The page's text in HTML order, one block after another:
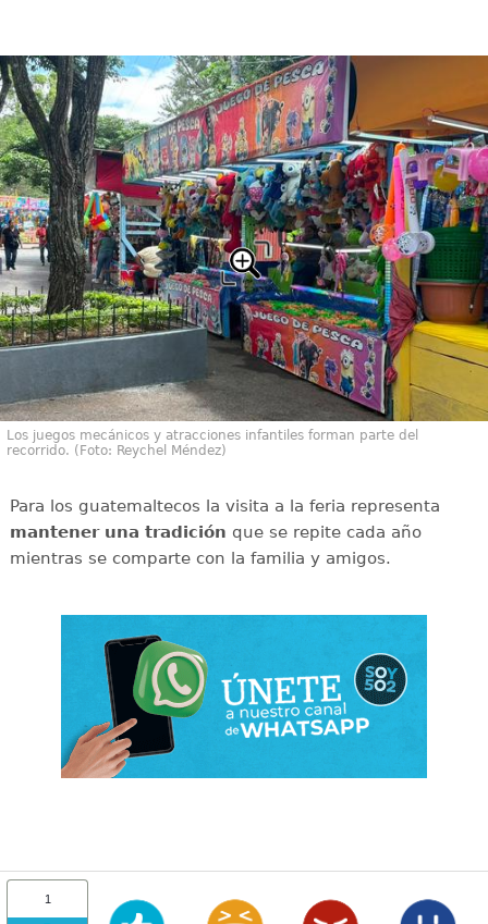
Los juegos mecánicos y atracciones infantiles forman parte del
recorrido. (Foto: Reychel Méndez)
Para los guatemaltecos la visita a la feria representa
mantener una tradición que se repite cada año
mientras se comparte con la familia y amigos.
1